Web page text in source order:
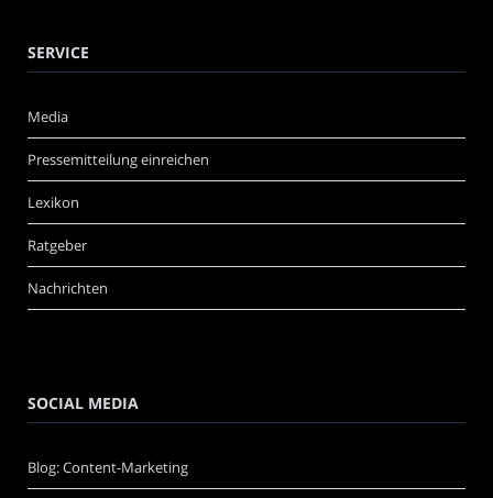
SERVICE
Media
Pressemitteilung einreichen
Lexikon
Ratgeber
Nachrichten
SOCIAL MEDIA
Blog: Content-Marketing